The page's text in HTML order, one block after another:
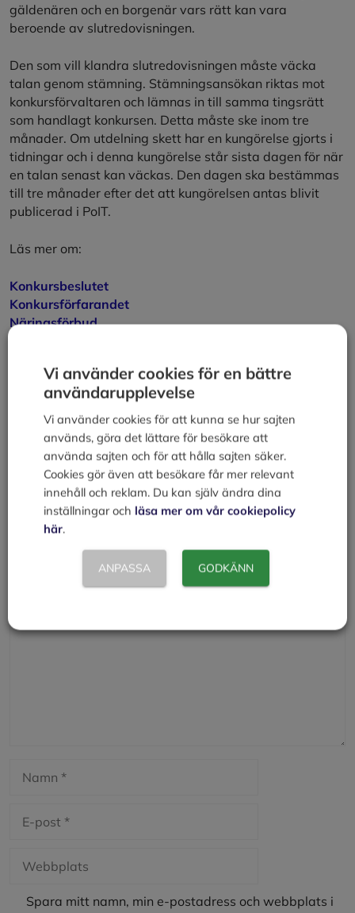
gäldenären och en borgenär vars rätt kan vara
beroende av slutredovisningen.
Den som vill klandra slutredovisningen måste väcka
talan genom stämning. Stämningsansökan riktas mot
konkursförvaltaren och lämnas in till samma tingsrätt
som handlagt konkursen. Detta måste ske inom tre
månader. Om utdelning skett har en kungörelse gjorts i
tidningar och i denna kungörelse står sista dagen för när
en talan senast kan väckas. Den dagen ska bestämmas
till tre månader efter det att kungörelsen antas blivit
publicerad i PoIT.
Läs mer om:
Konkursbeslutet
Konkursförfarandet
Näringsförbud
Statlig lönegaranti
Avskrivning av konkurs
Utdelningsförfarandet
Preskription
Kategorier
Juridik
Preskription
EU:s ”grundlag”
Lämna en kommentar
post
Spara mitt namn, min e-postadress och webbplats i
Vi använder cookies för en bättre
användarupplevelse
Vi använder cookies för att kunna se hur sajten
används, göra det lättare för besökare att
använda sajten och för att hålla sajten säker.
Cookies gör även att besökare får mer relevant
innehåll och reklam. Du kan själv ändra dina
inställningar och läsa mer om vår cookiepolicy
här.
ANPASSA GODKÄNN